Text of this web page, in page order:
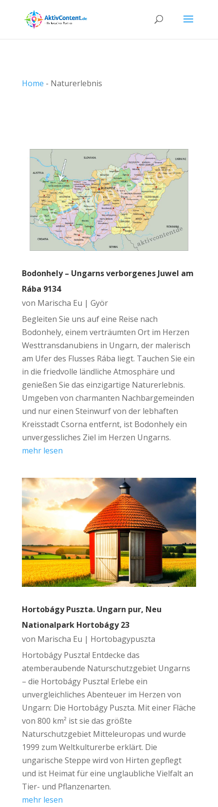
Home - Naturerlebnis
Bodonhely – Ungarns verborgenes Juwel am
Rába 9134
von Marischa Eu | Györ
Begleiten Sie uns auf eine Reise nach
Bodonhely, einem verträumten Ort im Herzen
Westtransdanubiens in Ungarn, der malerisch
am Ufer des Flusses Rába liegt. Tauchen Sie ein
in die friedvolle ländliche Atmosphäre und
genießen Sie das einzigartige Naturerlebnis.
Umgeben von charmanten Nachbargemeinden
und nur einen Steinwurf von der lebhaften
Kreisstadt Csorna entfernt, ist Bodonhely ein
unvergessliches Ziel im Herzen Ungarns.
mehr lesen
Hortobágy Puszta. Ungarn pur, Neu
Nationalpark Hortobágy 23
von Marischa Eu | Hortobagypuszta
Hortobágy Puszta! Entdecke das
atemberaubende Naturschutzgebiet Ungarns
– die Hortobágy Puszta! Erlebe ein
unvergleichliches Abenteuer im Herzen von
Ungarn: Die Hortobágy Puszta. Mit einer Fläche
von 800 km² ist sie das größte
Naturschutzgebiet Mitteleuropas und wurde
1999 zum Weltkulturerbe erklärt. Die
ungarische Steppe wird von Hirten gepflegt
und ist Heimat für eine unglaubliche Vielfalt an
Tier- und Pflanzenarten.
mehr lesen